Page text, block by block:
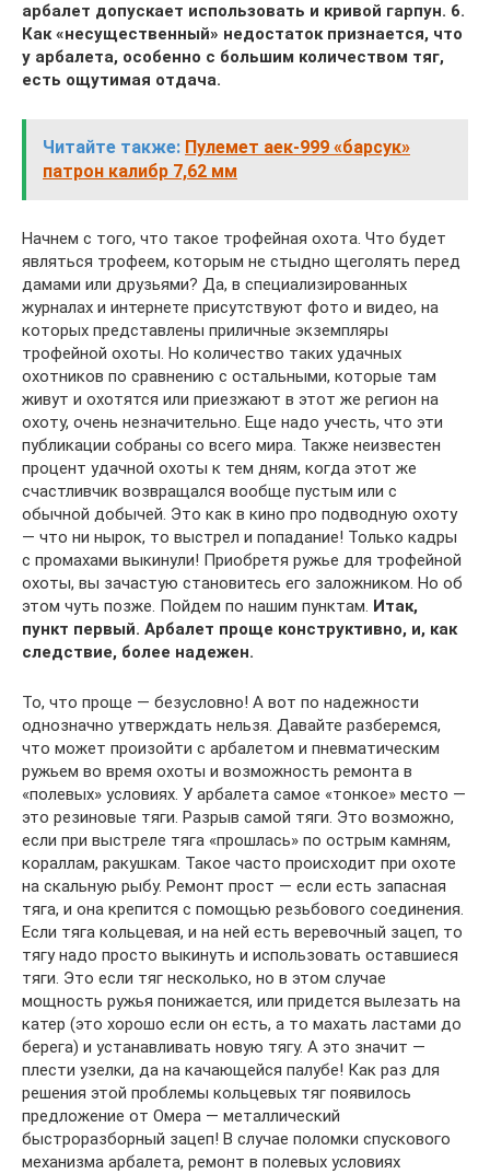
арбалет допускает использовать и кривой гарпун. 6.
Как «несущественный» недостаток признается, что
у арбалета, особенно с большим количеством тяг,
есть ощутимая отдача.
Читайте также: Пулемет аек-999 «барсук»
патрон калибр 7,62 мм
Начнем с того, что такое трофейная охота. Что будет
являться трофеем, которым не стыдно щеголять перед
дамами или друзьями? Да, в специализированных
журналах и интернете присутствуют фото и видео, на
которых представлены приличные экземпляры
трофейной охоты. Но количество таких удачных
охотников по сравнению с остальными, которые там
живут и охотятся или приезжают в этот же регион на
охоту, очень незначительно. Еще надо учесть, что эти
публикации собраны со всего мира. Также неизвестен
процент удачной охоты к тем дням, когда этот же
счастливчик возвращался вообще пустым или с
обычной добычей. Это как в кино про подводную охоту
— что ни нырок, то выстрел и попадание! Только кадры
с промахами выкинули! Приобретя ружье для трофейной
охоты, вы зачастую становитесь его заложником. Но об
этом чуть позже. Пойдем по нашим пунктам. Итак,
пункт первый. Арбалет проще конструктивно, и, как
следствие, более надежен.
То, что проще — безусловно! А вот по надежности
однозначно утверждать нельзя. Давайте разберемся,
что может произойти с арбалетом и пневматическим
ружьем во время охоты и возможность ремонта в
«полевых» условиях. У арбалета самое «тонкое» место —
это резиновые тяги. Разрыв самой тяги. Это возможно,
если при выстреле тяга «прошлась» по острым камням,
кораллам, ракушкам. Такое часто происходит при охоте
на скальную рыбу. Ремонт прост — если есть запасная
тяга, и она крепится с помощью резьбового соединения.
Если тяга кольцевая, и на ней есть веревочный зацеп, то
тягу надо просто выкинуть и использовать оставшиеся
тяги. Это если тяг несколько, но в этом случае
мощность ружья понижается, или придется вылезать на
катер (это хорошо если он есть, а то махать ластами до
берега) и устанавливать новую тягу. А это значит —
плести узелки, да на качающейся палубе! Как раз для
решения этой проблемы кольцевых тяг появилось
предложение от Омера — металлический
быстроразборный зацеп! В случае поломки спускового
механизма арбалета, ремонт в полевых условиях